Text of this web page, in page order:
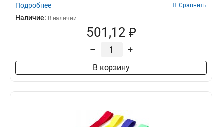
Подробнее Сравнить
Наличие: В наличии
501,12 ₽
– +
В корзину